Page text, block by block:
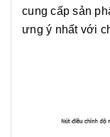
cung cấp sản
ưng ý nhất với